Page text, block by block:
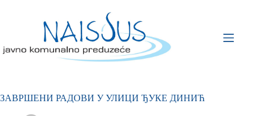
ЗАВРШЕНИ РАДОВИ У УЛИЦИ ЂУКЕ ДИНИЋ